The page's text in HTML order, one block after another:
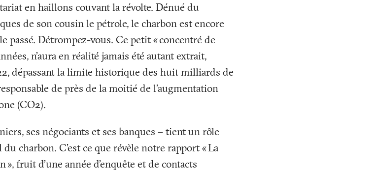
en haillons couvant la révolte. Dénué du
de son cousin le pétrole, le charbon est encore
passé. Détrompez-vous. Ce petit «concentré de
n’aura en réalité jamais été autant extrait,
dépassant la limite historique des huit milliards de
de près de la moitié de l’augmentation
(CO2).
ses négociants et ses banques – tient un rôle
charbon. C’est ce que révèle notre rapport «La
», fruit d’une année d’enquête et de contacts